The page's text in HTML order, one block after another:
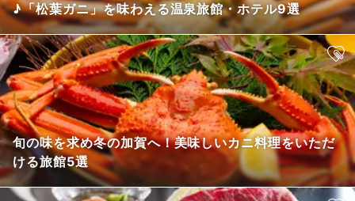
♪「松葉ガニ」を味わえる温泉旅館・ホテル9選
旬の味を求め冬の加賀へ！美味しいカニ料理をいただ
ける旅館5選